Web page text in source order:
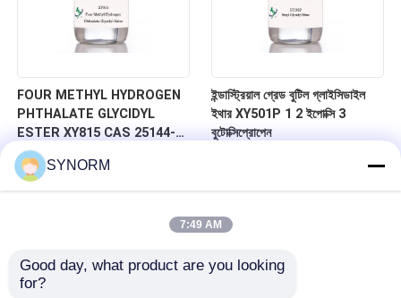
FOUR METHYL HYDROGEN
PHTHALATE GLYCIDYL
ESTER XY815 CAS 25144-
03-6, অতি-নিম্ন তাপমাত্রা
প্রতিরোধের, বন্ধন শক্তি উন্নত, লেপ,
যৌগিক উপকরণ, আঠালো, ইলেকট্রনিক্স
ইন্ডাস্ট্রিয়াল গ্রেড বুটিল গ্লাইসিডাইল
ইথার XY501P 1 2 ইপোক্সি 3
বুটোক্সিপ্রোপেন
SYNORM
7:49 AM
Good day, what product are you looking
for?